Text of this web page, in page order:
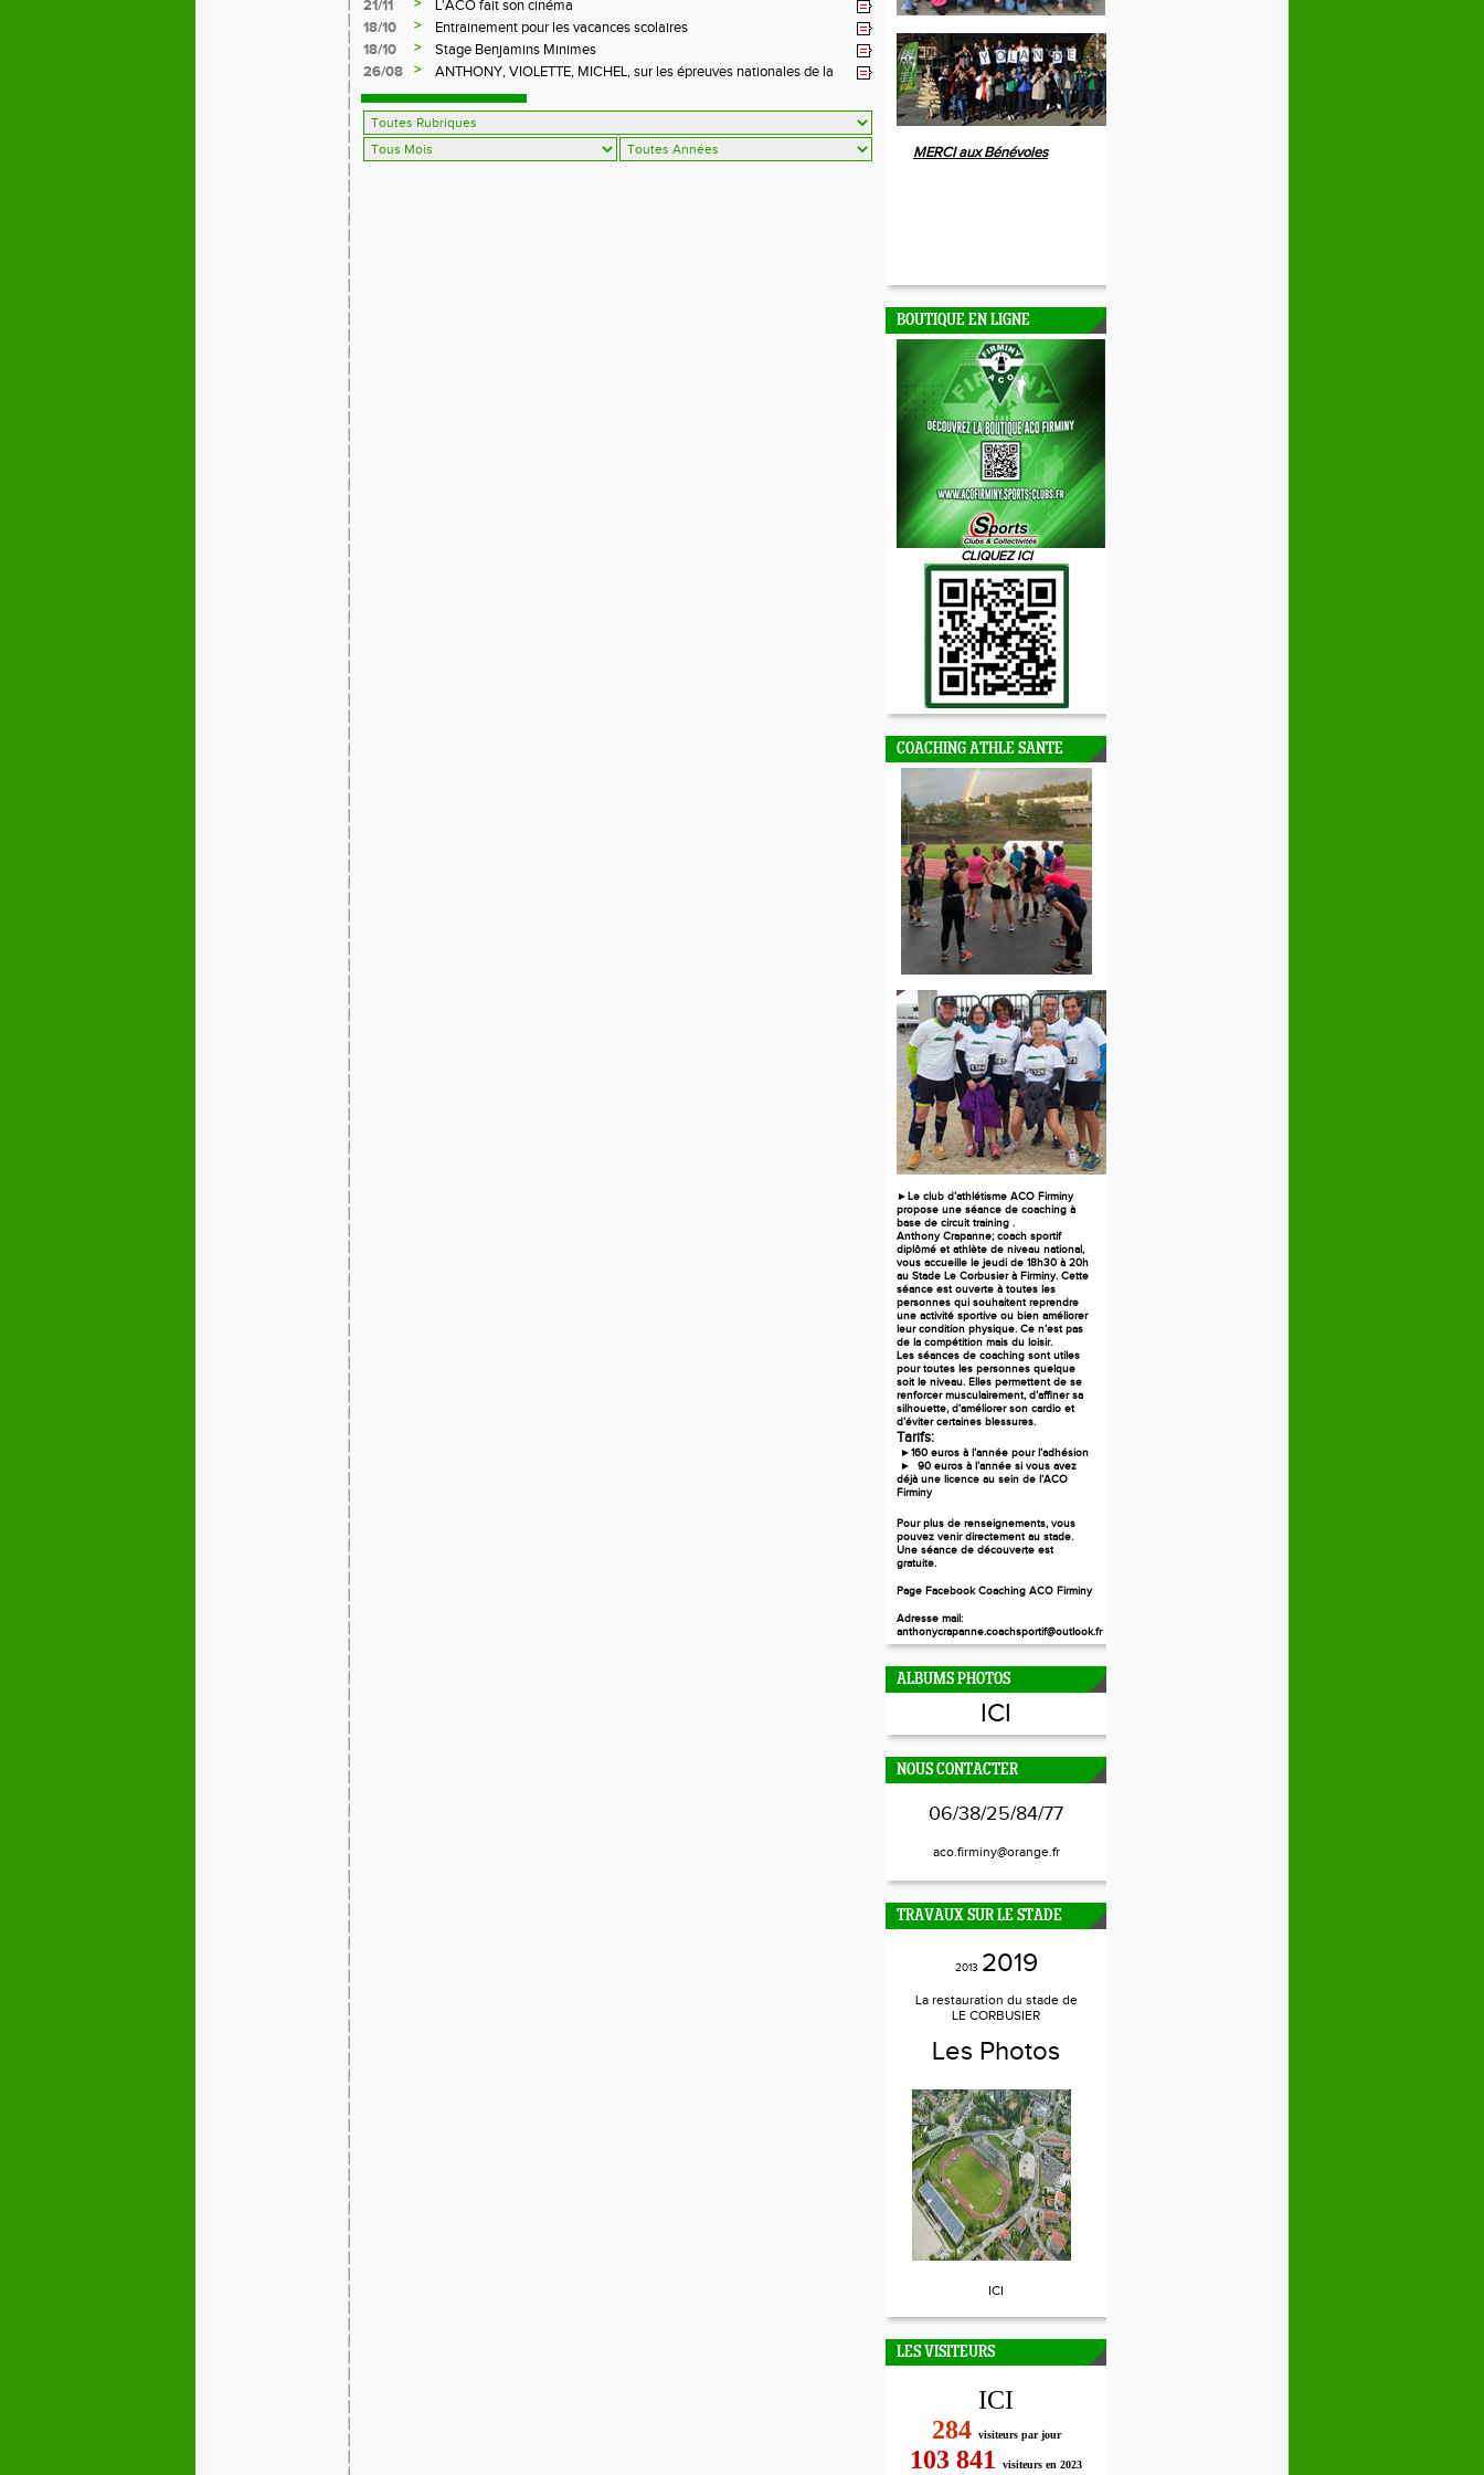
21/11
L'ACO fait son cinéma
18/10
>
Entrainement pour les vacances scolaires
18/10
>
Stage Benjamins Minimes
26/08
>
ANTHONY, VIOLETTE, MICHEL, sur les épreuves nationales de la
MERCI aux Bénévoles
BOUTIQUE EN LIGNE
CLIQUEZ ICI
COACHING ATHLE SANTE
►Le club d’athlétisme ACO Firminy
propose une séance de coaching à
base de circuit training .
Anthony Crapanne; coach sportif
diplômé et athlète de niveau national,
vous accueille le jeudi de 18h30 à 20h
au Stade Le Corbusier à Firminy. Cette
séance est ouverte à toutes les
personnes qui souhaitent reprendre
une activité sportive ou bien améliorer
leur condition physique. Ce n’est pas
de la compétition mais du loisir.
Les séances de coaching sont utiles
pour toutes les personnes quelque
soit le niveau. Elles permettent de se
renforcer musculairement, d’affiner sa
silhouette, d’améliorer son cardio et
d’éviter certaines blessures.
Tarifs:
►160 euros à l’année pour l’adhésion
► 90 euros à l’année si vous avez
déjà une licence au sein de l’ACO
Firminy
Pour plus de renseignements, vous
pouvez venir directement au stade.
Une séance de découverte est
gratuite.
Page Facebook Coaching ACO Firminy
Adresse mail:
anthonycrapanne.coachsportif@outlook.fr
ALBUMS PHOTOS
ICI
NOUS CONTACTER
06/38/25/84/77
aco.firminy@orange.fr
TRAVAUX SUR LE STADE
2013 2019
La restauration du stade de
LE CORBUSIER
Les Photos
ICI
LES VISITEURS
ICI
284 visiteurs par jour
103 841
visiteurs en 2023